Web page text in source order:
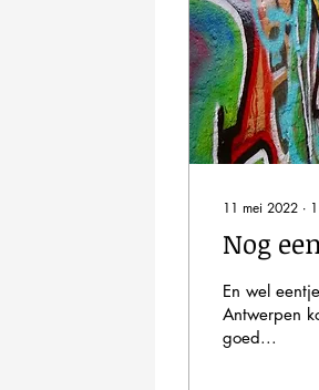
11 mei 2022 ∙ 1
Nog
En wel
Antwerpen
goed...